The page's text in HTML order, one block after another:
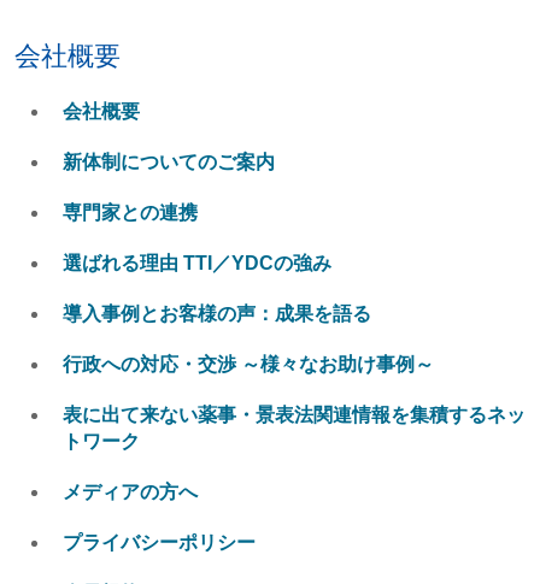
会社概要
会社概要
新体制についてのご案内
専門家との連携
選ばれる理由 TTI／YDCの強み
導入事例とお客様の声：成果を語る
行政への対応・交渉 ～様々なお助け事例～
表に出て来ない薬事・景表法関連情報を集積するネッ
トワーク
メディアの方へ
プライバシーポリシー